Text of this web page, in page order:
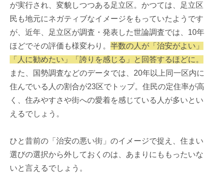
が実行され、変貌しつつある足立区。かつては、足立区
民も地元にネガティブなイメージをもっていたようです
が、近年、足立区が調査・発表した世論調査では、10年
ほどでその評価も様変わり。 半数の人が「治安がよい」
「人に勧めたい」「誇りを感じる」と回答するほどに。
また、国勢調査などのデータでは、20年以上同一区内に
住んでいる人の割合が23区でトップ。住民の定住率が高
く、住みやすさや街への愛着を感じている人が多いとい
えるでしょう。
ひと昔前の「治安の悪い街」のイメージで捉え、住まい
選びの選択から外しておくのは、あまりにももったいな
いと言えるでしょう。